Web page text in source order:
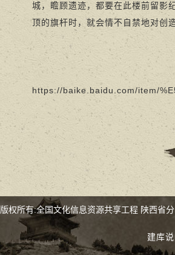
城，瞻顾遗迹，都要在此楼前留影
顶的旗杆时，就会情不自禁地对创
https://baike.baidu.com/item/
版权所有:全国文化信息资源共享工程 陕西省
建库